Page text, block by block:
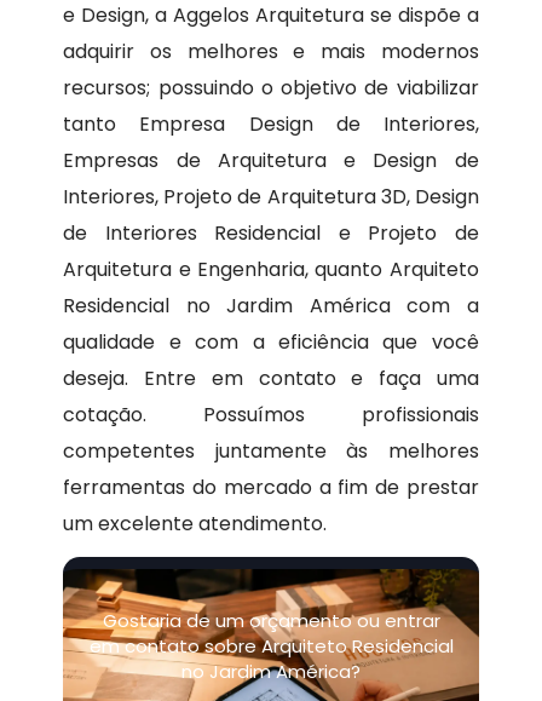
e Design, a Aggelos Arquitetura se dispõe a
adquirir os melhores e mais modernos
recursos; possuindo o objetivo de viabilizar
tanto Empresa Design de Interiores,
Empresas de Arquitetura e Design de
Interiores, Projeto de Arquitetura 3D, Design
de Interiores Residencial e Projeto de
Arquitetura e Engenharia, quanto Arquiteto
Residencial no Jardim América com a
qualidade e com a eficiência que você
deseja. Entre em contato e faça uma
cotação. Possuímos profissionais
competentes juntamente às melhores
ferramentas do mercado a fim de prestar
um excelente atendimento.
Gostaria de um orçamento ou entrar
em contato sobre Arquiteto Residencial
no Jardim América?